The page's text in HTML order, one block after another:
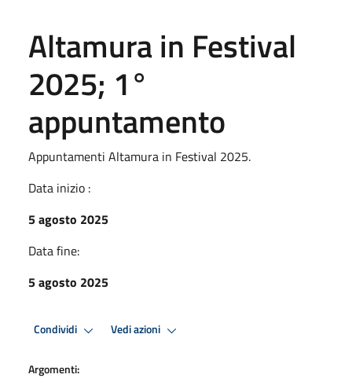
Altamura in Festival
2025; 1°
appuntamento
Appuntamenti Altamura in Festival 2025.
Data inizio :
5 agosto 2025
Data fine:
5 agosto 2025
Condividi Vedi azioni
Argomenti: